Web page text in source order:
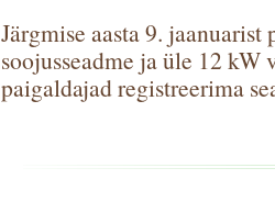
Järgmise aasta 9.
soojusseadme ja üle 12 kW
paigaldajad registreerima